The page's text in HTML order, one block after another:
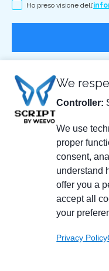
Ho preso visione dell’
Via delle Scienze, 200
La società ha ricevuto
nel regime degli aiuti
quali sussiste
Nazionale degli
Contributo
We
Controller:
We use
proper
consent,
understand
offer you a
accept all
your
Privacy Policy